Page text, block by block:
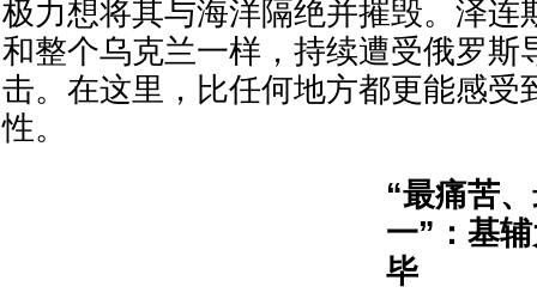
极力想将其与海洋隔绝并摧毁。泽连
和整个乌克兰一样，持续遭受俄罗斯
击。在这里，比任何地方都更能感受
性。
“最痛苦
一”：基
毕